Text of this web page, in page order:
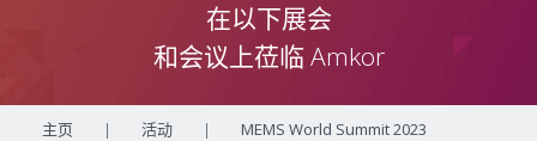
在以下展会
和会议上莅临 Amkor
主页 | 活动 | MEMS World Summit 2023